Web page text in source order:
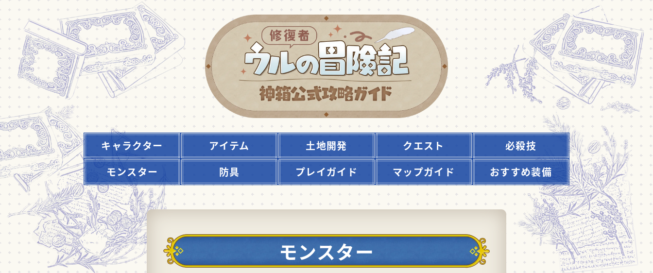
キャラクター アイテム 土地開発 クエスト
必殺技
モンスター
防具 プレイガイド マップガイド おすすめ装備
モンスター